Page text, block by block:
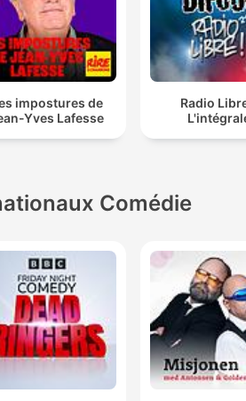
impostures de
Yves Lafesse
Radio
Comédie